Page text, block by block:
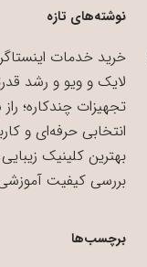
نوشته‌های تازه
خرید خدمات
لایک و ویو و رشد
تجهیزات چندکاره؛
انتخابی حرفه‌ای و
بهترین کلینیک
بررسی کیفیت
برچسب‌ها